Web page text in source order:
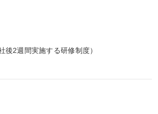
後2週間実施する研修制度）